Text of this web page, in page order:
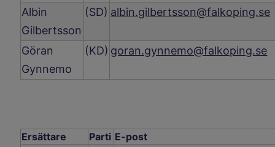
Albin
Gilbertsson
(SD) albin.gilbertsson@falkoping.se
Göran
Gynnemo
(KD) goran.gynnemo@falkoping.se
Ersättare Parti E-post